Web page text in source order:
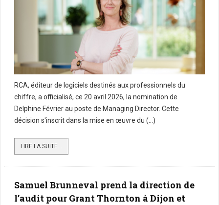
RCA, éditeur de logiciels destinés aux professionnels du
chiffre, a officialisé, ce 20 avril 2026, la nomination de
Delphine Février au poste de Managing Director. Cette
décision s'inscrit dans la mise en œuvre du (...)
LIRE LA SUITE...
Samuel Brunneval prend la direction de
l’audit pour Grant Thornton à Dijon et